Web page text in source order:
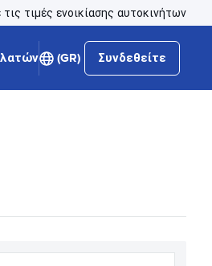
τις τιμές ενοικίασης αυτοκινήτων
(GR) Συνδεθείτε